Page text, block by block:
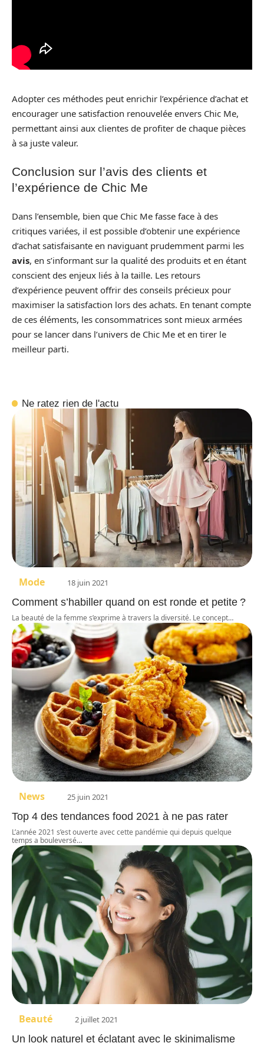
Adopter ces méthodes peut enrichir l’expérience d’achat et
encourager une satisfaction renouvelée envers Chic Me,
permettant ainsi aux clientes de profiter de chaque pièces
à sa juste valeur.
Conclusion sur l’avis des clients et
l’expérience de Chic Me
Dans l’ensemble, bien que Chic Me fasse face à des
critiques variées, il est possible d’obtenir une expérience
d’achat satisfaisante en naviguant prudemment parmi les
avis, en s’informant sur la qualité des produits et en étant
conscient des enjeux liés à la taille. Les retours
d’expérience peuvent offrir des conseils précieux pour
maximiser la satisfaction lors des achats. En tenant compte
de ces éléments, les consommatrices sont mieux armées
pour se lancer dans l’univers de Chic Me et en tirer le
meilleur parti.
Ne ratez rien de l'actu
Mode 18 juin 2021
Comment s’habiller quand on est ronde et petite ?
La beauté de la femme s’exprime à travers la diversité. Le concept…
News 25 juin 2021
Top 4 des tendances food 2021 à ne pas rater
L’année 2021 s’est ouverte avec cette pandémie qui depuis quelque
temps a bouleversé…
Beauté 2 juillet 2021
Un look naturel et éclatant avec le skinimalisme